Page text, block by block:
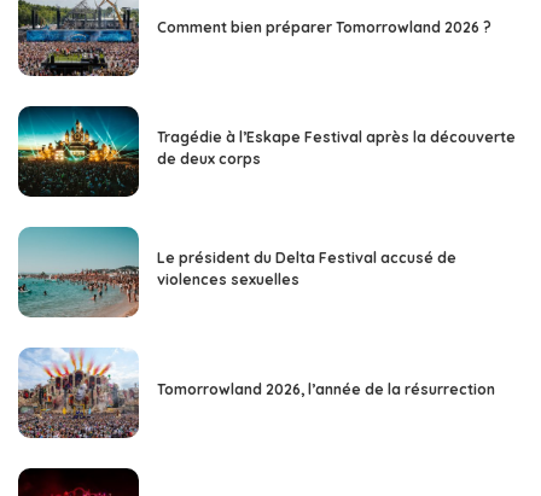
Comment bien préparer Tomorrowland 2026 ?
Tragédie à l’Eskape Festival après la découverte
de deux corps
Le président du Delta Festival accusé de
violences sexuelles
Tomorrowland 2026, l’année de la résurrection